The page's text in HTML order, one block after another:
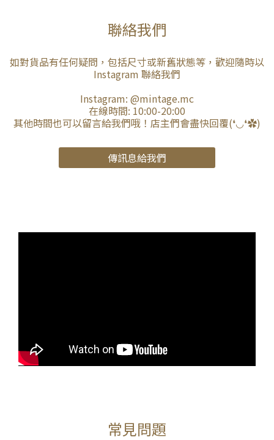
聯絡我們
如對貨品有任何疑問，包括尺寸或新舊狀態等，歡迎隨時以
Instagram 聯絡我們
Instagram: @mintage.mc
在線時間: 10:00-20:00
其他時間也可以留言給我們哦！店主們會盡快回覆(❛◡❛✿)
傳訊息給我們
常見問題